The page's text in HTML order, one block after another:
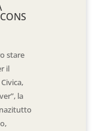
stare
il
la